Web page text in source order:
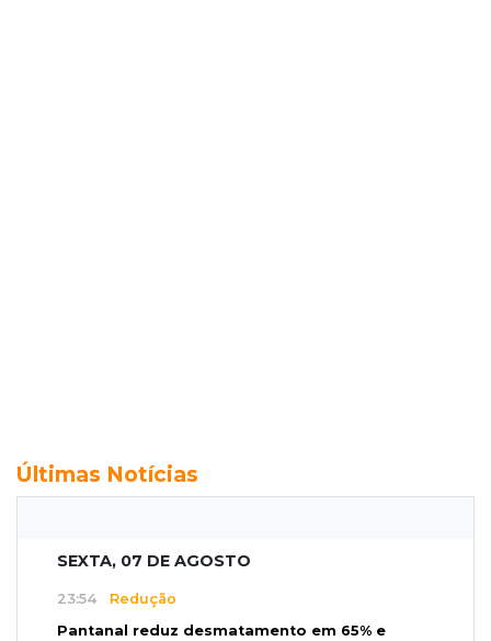
Últimas Notícias
SEXTA, 07 DE AGOSTO
23:54 Redução
Pantanal reduz desmatamento em 65% e